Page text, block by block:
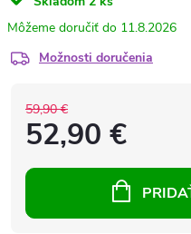
11.8.2026
Možnosti doručenia
59,90 €
52,90 €